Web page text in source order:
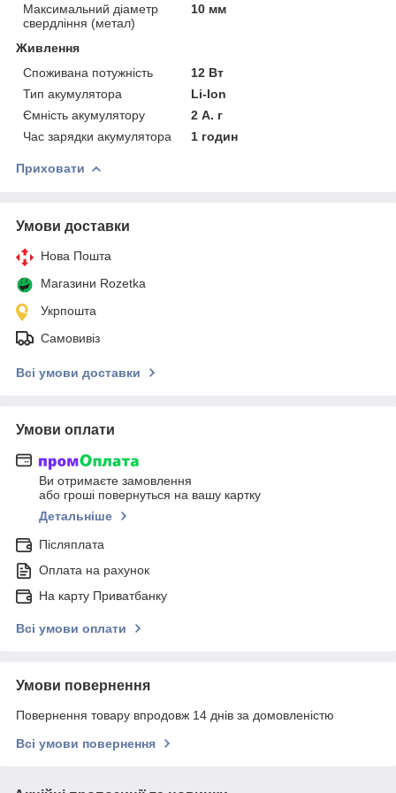
Максимальний діаметр
свердління (метал)
10 мм
Живлення
Споживана потужність
12 Вт
Тип акумулятора
Li-Ion
Ємність акумулятору
2 А. г
Час зарядки акумулятора
1 годин
Приховати
Умови доставки
Нова Пошта
Магазини Rozetka
Укрпошта
Самовивіз
Всі умови доставки
Умови оплати
Ви отримаєте замовлення
або гроші повернуться на вашу картку
Детальніше
Післяплата
Оплата на рахунок
На карту Приватбанку
Всі умови оплати
Умови повернення
Повернення товару впродовж 14 днів за домовленістю
Всі умови повернення